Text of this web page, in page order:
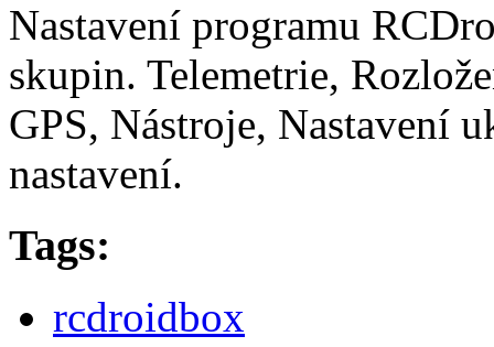
Nastavení programu
skupin. Telemetrie,
GPS, Nástroje, Nastavení
nastavení.
Tags:
rcdroidbox